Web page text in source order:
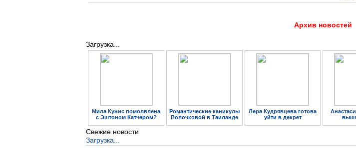
Архив новостей
Загрузка...
Мила Кунис помолвлена
с Эштоном Катчером?
Романтические каникулы
Волочковой в Таиланде
Лера Кудрявцева готова
уйти в декрет
Свежие новости
Загрузка...